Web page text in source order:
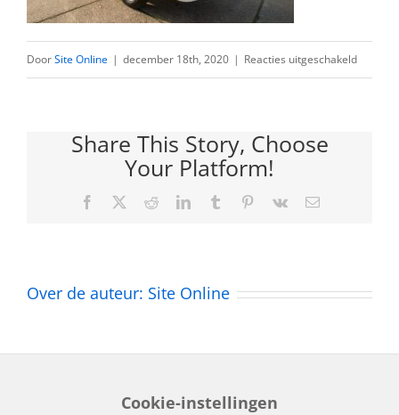
DoorSite Online | december 18th, 2020 | Reacties uitgeschakeldvoor
Share This Story, Choose
Your Platform!
Facebook
TwitterRedditLinkedInTumblr Pinterest
Vk
E-
Over de auteur: Site Online
Cookie-instellingen